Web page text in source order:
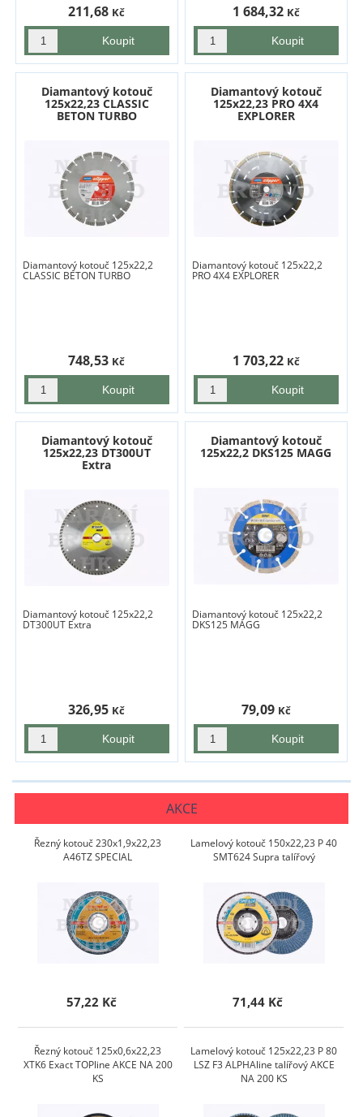
211,68 Kč 1 684,32 Kč
Diamantový kotouč
125x22,23 CLASSIC
BETON TURBO
Diamantový kotouč 125x22,2
CLASSIC BETON TURBO
748,53 Kč
Diamantový kotouč
125x22,23 PRO 4X4
EXPLORER
Diamantový kotouč 125x22,2
PRO 4X4 EXPLORER
1 703,22 Kč
Diamantový kotouč
125x22,23 DT300UT
Extra
Diamantový kotouč 125x22,2
DT300UT Extra
326,95 Kč
Diamantový kotouč
125x22,2 DKS125 MAGG
Diamantový kotouč 125x22,2
DKS125 MAGG
79,09 Kč
AKCE
Řezný kotouč 230x1,9x22,23
A46TZ SPECIAL
57,22 Kč
Lamelový kotouč 150x22,23 P 40
SMT624 Supra talířový
71,44 Kč
Řezný kotouč 125x0,6x22,23
XTK6 Exact TOPline AKCE NA 200
KS
Lamelový kotouč 125x22,23 P 80
LSZ F3 ALPHAline talířový AKCE
NA 200 KS